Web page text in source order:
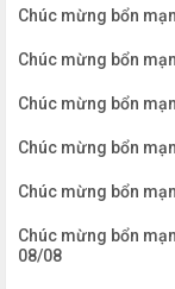
Chúc mừng bổn
Chúc mừng bổn
Chúc mừng bổn
Chúc mừng bổn
Chúc mừng bổn
Chúc mừng bổn
08/08